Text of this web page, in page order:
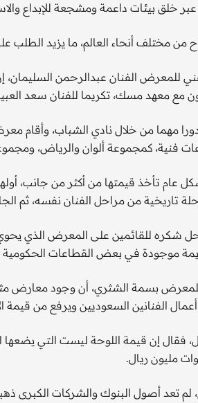
خلق بيئات داعمة ومشجعة للإبداع
مختلف أنحاء العالم، ما يزيد الطلب
للمعرض الفنان عبدالرحمن
مع معهد مسك، تكريما للفنان سعد
فنية، كمجموعة ألوان والرياض،
عام تأخذ قيمتها من أكثر من جانب،
تاريخية من مراحل الفنان نفسه، ثم
موجودة في بعض القطاعات الحكومية
للمعرض بسمة الشثري، أن وجود معارض
الفنانين السعوديين ويرفع من قيمة
فقال إن قيمة اللوحة ليست التي يضعها
لم تعد أصول البنوك والشركات الكبرى